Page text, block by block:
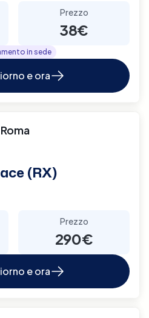
Prezzo
38€
in sede
e ora
(RX)
Prezzo
290€
e ora